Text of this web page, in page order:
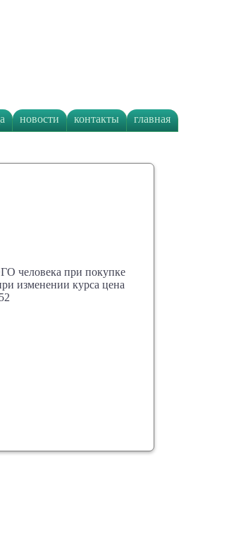
главная
контакты
новости
человека при покупке
изменении курса цена